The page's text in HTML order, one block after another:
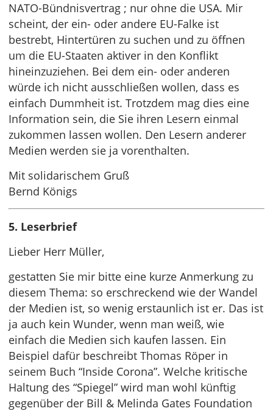
NATO-Bündnisvertrag ; nur ohne die USA. Mir
scheint, der ein- oder andere EU-Falke ist
bestrebt, Hintertüren zu suchen und zu öffnen
um die EU-Staaten aktiver in den Konflikt
hineinzuziehen. Bei dem ein- oder anderen
würde ich nicht ausschließen wollen, dass es
einfach Dummheit ist. Trotzdem mag dies eine
Information sein, die Sie ihren Lesern einmal
zukommen lassen wollen. Den Lesern anderer
Medien werden sie ja vorenthalten.
Mit solidarischem Gruß
Bernd Königs
5. Leserbrief
Lieber Herr Müller,
gestatten Sie mir bitte eine kurze Anmerkung zu
diesem Thema: so erschreckend wie der Wandel
der Medien ist, so wenig erstaunlich ist er. Das ist
ja auch kein Wunder, wenn man weiß, wie
einfach die Medien sich kaufen lassen. Ein
Beispiel dafür beschreibt Thomas Röper in
seinem Buch “Inside Corona”. Welche kritische
Haltung des “Spiegel” wird man wohl künftig
gegenüber der Bill & Melinda Gates Foundation